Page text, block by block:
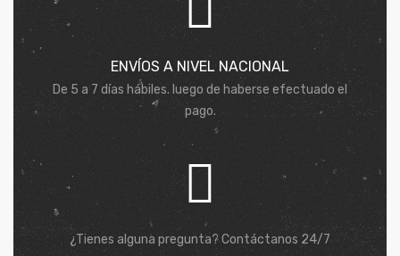
ENVÍOS A NIVEL NACIONAL
De 5 a 7 días hábiles. luego de haberse efectuado el
pago.
¿Tienes alguna pregunta? Contáctanos 24/7